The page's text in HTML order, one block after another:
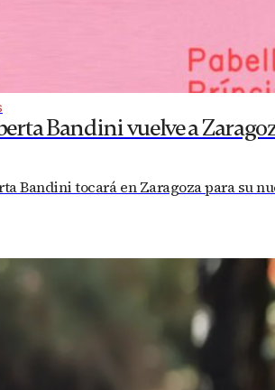
Bandini vuelve a
Bandini tocará en Zaragoza para su